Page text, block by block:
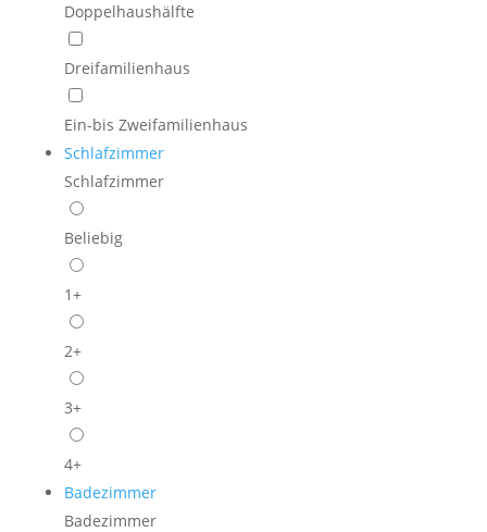
Doppelhaushälfte
Dreifamilienhaus
Ein-bis Zweifamilienhaus
Schlafzimmer
Schlafzimmer
Beliebig
1+
2+
3+
4+
Badezimmer
Badezimmer